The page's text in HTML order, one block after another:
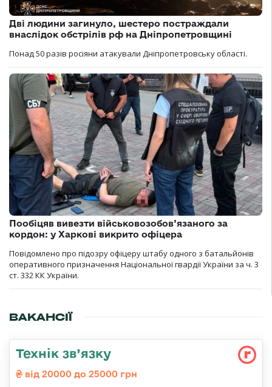
Дві людини загинуло, шестеро постраждали
внаслідок обстрілів рф на Дніпропетровщині
Понад 50 разів росіяни атакували Дніпропетровську області.
Пообіцяв вивезти військовозобов’язаного за
кордон: у Харкові викрито офіцера
Повідомлено про підозру офіцеру штабу одного з батальйонів
оперативного призначення Національної гвардії України за ч. 3
ст. 332 КК України.
ВАКАНСІЇ
Технік зв’язку
від 20000 до 25000 грн